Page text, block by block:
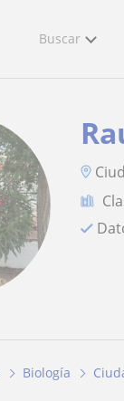
Buscar
Biología